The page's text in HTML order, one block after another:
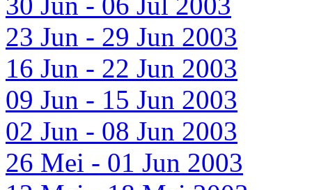
23 Jun - 29 Jun 2003
16 Jun - 22 Jun 2003
09 Jun - 15 Jun 2003
02 Jun - 08 Jun 2003
26 Mei - 01 Jun 2003